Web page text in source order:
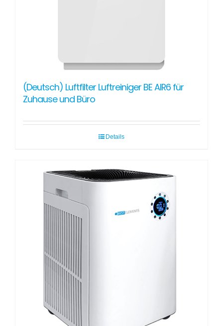
(Deutsch) Luftfilter Luftreiniger BE AIR6 für
Zuhause und Büro
Details